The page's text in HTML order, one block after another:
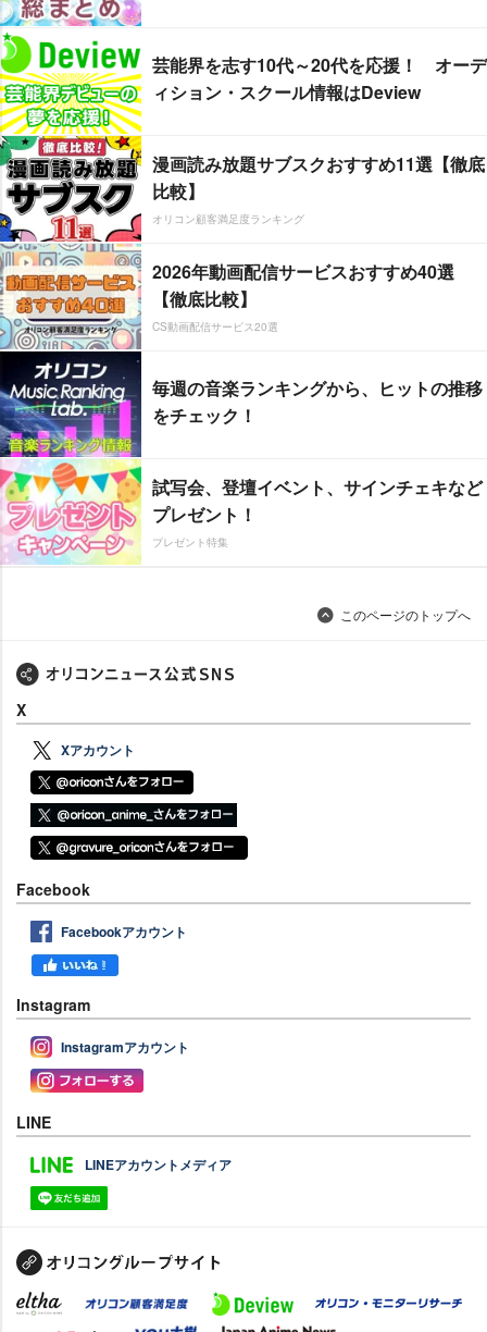
芸能界を志す10代～20代を応援！ オーデ
ィション・スクール情報はDeview
漫画読み放題サブスクおすすめ11選【徹底
比較】
オリコン顧客満足度ランキング
2026年動画配信サービスおすすめ40選
【徹底比較】
CS動画配信サービス20選
毎週の音楽ランキングから、ヒットの推移
をチェック！
試写会、登壇イベント、サインチェキなど
プレゼント！
プレゼント特集
このページのトップへ
X
Xアカウント
Facebook
Facebookアカウント
Instagram
Instagramアカウント
LINE
LINEアカウントメディア